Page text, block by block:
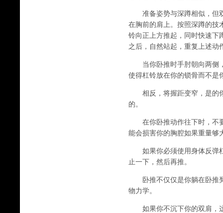
准备姿势与深蹲相似，但双
在胸前的肩上。按照深蹲的技
铃向正上方推起，同时快速下
之后，自然站起，重复上述动
当你卧推时手肘朝向两侧，
使得杠铃放在你的锁骨而不是
相反，将握距变窄，是的你
的。
在你卧推动作往下时，不要
能会损害你的胸腔如果重量够
如果你必须使用身体反弹杠
止一下，然后再推。
卧推不仅仅是你躺在卧推凳
物力学。
如果你不沉下你的双肩，这